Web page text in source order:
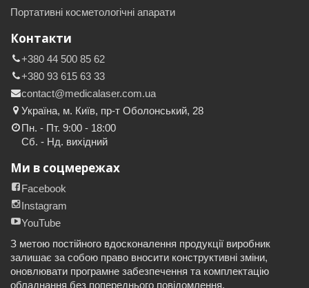
Портативні косметологічні апарати
Контакти
+380 44 500 85 62
+380 93 615 63 33
contact@medicalaser.com.ua
Україна, м. Київ, пр-т Оболонський, 28
Пн. - Пт. 9:00 - 18:00
Сб. - Нд. вихідний
Ми в соцмережах
Facebook
Instagram
YouTube
З метою постійного вдосконалення продукції виробник
залишає за собою право вносити конструктивні зміни,
оновлювати програмне забезпечення та комплектацію
обладнання без попереднього повідомлення.